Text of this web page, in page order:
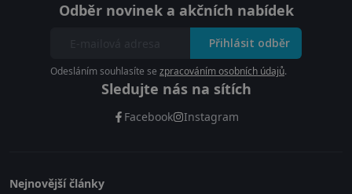
Odběr novinek a akčních nabídek
Přihlásit odběr
Odesláním souhlasíte se zpracováním osobních údajů.
Sledujte nás na sítích
Facebook Instagram
Nejnovější články